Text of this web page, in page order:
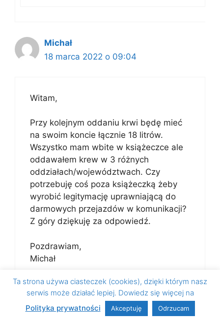
Michał
18 marca 2022 o 09:04
Witam,
Przy kolejnym oddaniu krwi będę mieć
na swoim koncie łącznie 18 litrów.
Wszystko mam wbite w książeczce ale
oddawałem krew w 3 różnych
oddziałach/województwach. Czy
potrzebuję coś poza książeczką żeby
wyrobić legitymację uprawniającą do
darmowych przejazdów w komunikacji?
Z góry dziękuję za odpowiedź.
Pozdrawiam,
Michał
Odpowiedz
Ta strona używa ciasteczek (cookies), dzięki którym nasz
serwis może działać lepiej. Dowiedz się więcej na
Polityka prywatności
Akceptuję Odrzucam